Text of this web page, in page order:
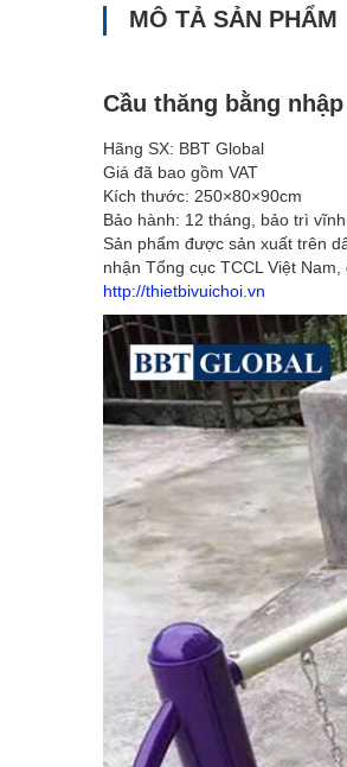
MÔ TẢ SẢN PHẨM
Cầu thăng bằng
Hãng SX: BBT Global
Giá đã bao gồm VAT
Kích thước: 250×80×90cm
Bảo hành: 12 tháng, bảo trì
Sản phẩm được sản xuất trên
nhận Tổng cục TCCL Việt
http://thietbivuichoi.vn